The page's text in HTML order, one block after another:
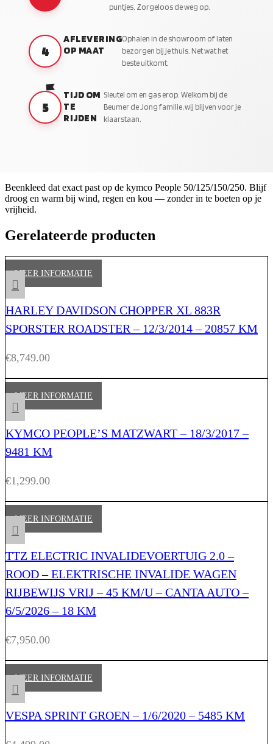
puntjes. Zorgeloos de weg op.
4
AFLEVERING
OP MAAT
Ophalen in de showroom of laten
bezorgen bij je thuis. Net wat het
beste uitkomt.
5
TIJD OM
TE
RIJDEN
Sleutel om en gas erop. Welkom bij de
Beumer de Jong familie, wij blijven voor je
klaarstaan.
Beenkleed dat exact past op de kymco People 50/125/150/250. Blijf
droog en warm bij wind, regen en kou — zonder in te boeten op je
vrijheid.
Gerelateerde producten
MEER INFORMATIE
HARLEY DAVIDSON CHOPPER XL 883R
SPORSTER ROADSTER – 12/3/2014 – 20857 KM
€8,749.00
MEER INFORMATIE
KYMCO PEOPLE’S MATZWART – 18/3/2017 –
9481 KM
€1,299.00
MEER INFORMATIE
TTZ ELECTRIC INVALIDEVOERTUIG 2.0 –
ROOD – ELEKTRISCHE INVALIDE WAGEN
RIJBEWIJS VRIJ – 45 KM/U – CANTA AUTO –
6/5/2026 – 18 KM
€7,950.00
MEER INFORMATIE
VESPA SPRINT GROEN – 1/6/2020 – 5485 KM